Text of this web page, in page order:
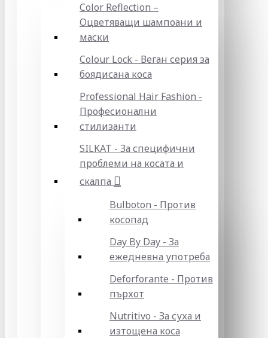
Color Reflection –
Оцветяващи шампоани и
маски
Colour Lock - Веган серия за
боядисана коса
Professional Hair Fashion -
Професионални
стилизанти
SILKAT - За специфични
проблеми на косата и
скалпа
Bulboton - Против
косопад
Day By Day - За
ежедневна употреба
Deforforante - Против
пърхот
Nutritivo - За суха и
изтощена коса